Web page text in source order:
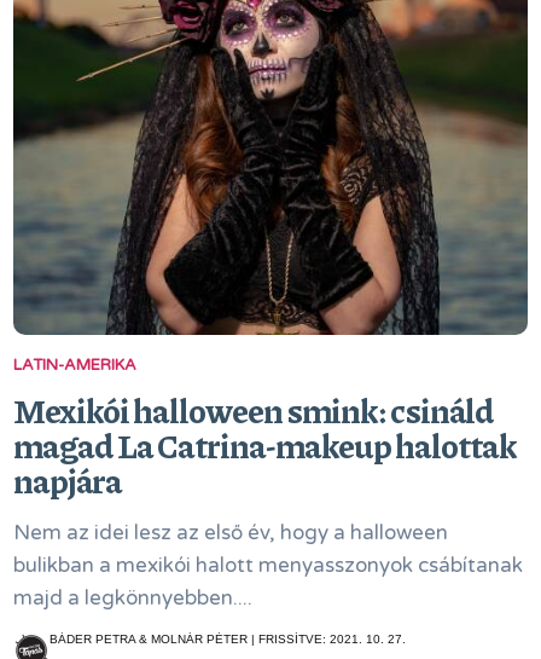
LATIN-AMERIKA
Mexikói halloween smink: csináld
magad La Catrina-makeup halottak
napjára
Nem az idei lesz az első év, hogy a halloween
bulikban a mexikói halott menyasszonyok csábítanak
majd a legkönnyebben....
BÁDER PETRA & MOLNÁR PÉTER | FRISSÍTVE: 2021. 10. 27.